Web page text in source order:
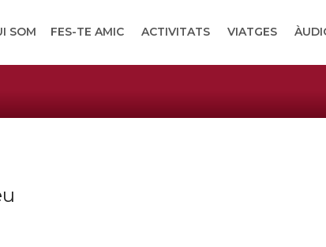
SOM FES-TE AMIC ACTIVITATS VIATGES